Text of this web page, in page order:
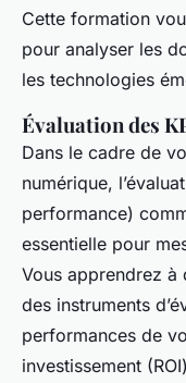
Cette formation
pour analyser les
les technologies
Évaluation des
Dans le cadre de
numérique,
performance)
essentielle pour
Vous apprendrez à
des instruments
performances de
investissement